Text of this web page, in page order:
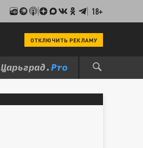
18+
ОТКЛЮЧИТЬ РЕКЛАМУ